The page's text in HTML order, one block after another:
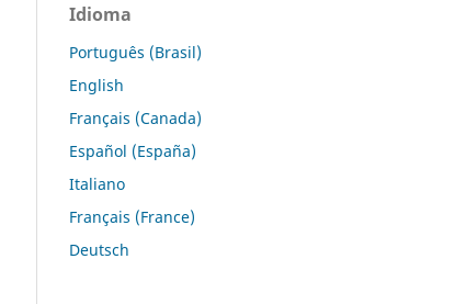
Idioma
Português (Brasil)
English
Français (Canada)
Español (España)
Italiano
Français (France)
Deutsch